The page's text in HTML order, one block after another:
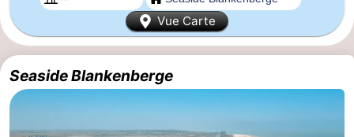
Suites
Zeebrugge
Seaside
Blankenberge
Chambre
d'hôtes
Chaumières
Vue Carte
Seaside Blankenberge